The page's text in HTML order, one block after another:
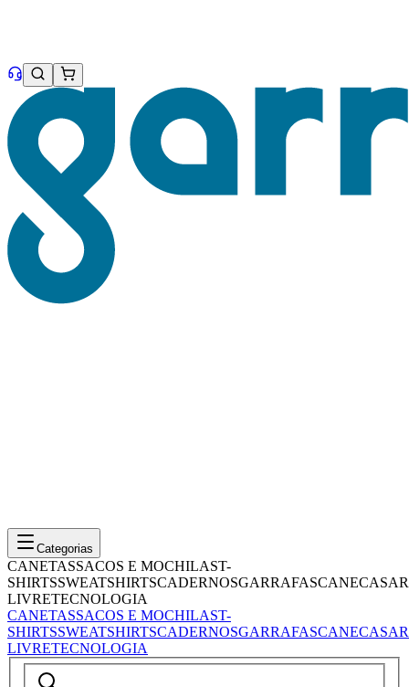
Categorias
CANETASSACOS E MOCHILAST-
SHIRTSSWEATSHIRTSCADERNOSGARRAFASCANECASAR
LIVRETECNOLOGIA
CANETASSACOS E MOCHILAST-
SHIRTSSWEATSHIRTSCADERNOSGARRAFASCANECASAR
LIVRETECNOLOGIA